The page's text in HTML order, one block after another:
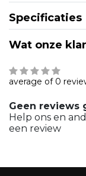
Specificaties
Wat onze
average of 0
Geen reviews
Help ons en
een review